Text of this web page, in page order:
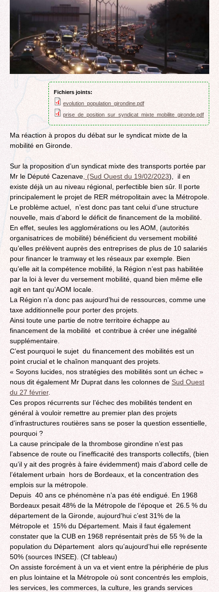
Fichiers joints:
evolution_population_girondine.pdf
prise_de_position_sur_syndicat_mixte_mobilite_gironde.pdf
Ma réaction à propos du débat sur le syndicat mixte de la
mobilité en Gironde.
Sur la proposition d’un syndicat mixte des transports portée par
Mr le Député Cazenave, (Sud Ouest du 19/02/2023), il en
existe déjà un au niveau régional, perfectible bien sûr. Il porte
principalement le projet de RER métropolitain avec la Métropole.
Le problème actuel,​ ​ n’est donc pas tant celui d’une structure
nouvelle, mais d’abord le déficit de financement de la mobilité.
En effet, seules les agglomérations ou les AOM, (autorités
organisatrices de mobilité) bénéficient du versement mobilité
qu’elles prélèvent auprès des entreprises de plus de 10 salariés
pour financer le tramway et les réseaux par exemple. Bien
qu’elle ait la compétence mobilité, la Région n’est pas habilitée
par la loi à lever du versement mobilité, quand bien même elle
agit en tant qu’AOM locale.
La Région n’a donc pas aujourd’hui de ressources, comme une
taxe additionnelle pour porter des projets.
Ainsi toute une partie de notre territoire échappe au
financement de la mobilité et contribue à créer une inégalité
supplémentaire.
C’est pourquoi le sujet du financement des mobilités est un
point crucial et le chaînon manquant des projets.
« Soyons lucides, nos stratégies des mobilités sont un échec »
nous dit également Mr Duprat dans les colonnes de Sud Ouest
du 27 février.
Ces propos récurrents sur l’échec des mobilités tendent en
général à vouloir remettre au premier plan des projets
d’infrastructures routières sans se poser la question essentielle,
pourquoi ?
La cause principale de la thrombose girondine n’est pas
l’absence de route ou l’inefficacité des transports collectifs, (bien
qu’il y ait des progrès à faire évidemment) mais d’abord celle de
l’étalement urbain hors de Bordeaux, et la concentration des
emplois sur la métropole.
Depuis 40 ans ce phénomène n’a pas été endigué. En 1968
Bordeaux pesait 48% de la Métropole de l’époque et 26.5 % du
département de la Gironde, aujourd’hui c’est 31% de la
Métropole et 15% du Département. Mais il faut également
constater que la CUB en 1968 représentait près de 55 % de la
population du Département alors qu’aujourd’hui elle représente
50% (sources INSEE). (Cf tableau)
On assiste forcément à un va et vient entre la périphérie de plus
en plus lointaine et la Métropole où sont concentrés les emplois,
les services, les commerces, la culture, les grands services